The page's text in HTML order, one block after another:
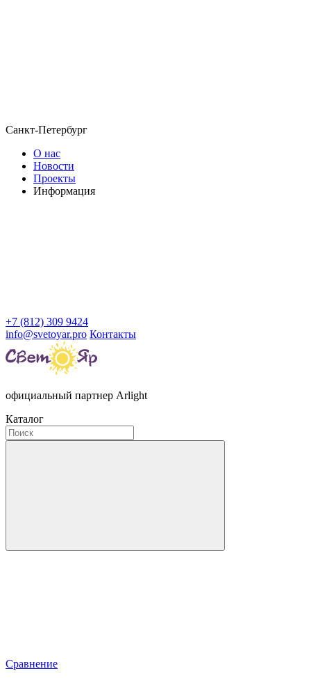
Санкт-Петербург
О нас
Новости
Проекты
Информация
+7 (812) 309 9424
info@svetoyar.pro Контакты
официальный партнер Arlight
Каталог
Сравнение